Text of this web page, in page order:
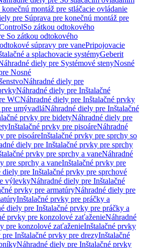
konečnú montáž pre stláčacie ovládanie
pre Súprava pre konečnú montáž pre
So zátkou odtokového
So zátkou odtokového
súpravy pre vanePripojovacie
a splachovacie systémyGeberit
diely pre Systémové stenyNosné
Nosné
Náhradné diely pre
Náhradné diely pre Inštalačné
WCNáhradné diely pre Inštalačné prvky
umývadláNáhradné diely pre Inštalačné
prvky pre bidetyNáhradné diely pre
Inštalačné prvky pre pisoáreNáhradné
pre pisoáreInštalačné prvky pre sprchy so
diely pre Inštalačné prvky pre sprchy
prvky pre sprchy a vaneNáhradné
pre sprchy a vaneInštalačné prvky pre
diely pre Inštalačné prvky pre sprchové
výlevkyNáhradné diely pre Inštalačné
prvky pre armatúryNáhradné diely pre
Inštalačné prvky pre práčky a
diely pre Inštalačné prvky pre práčky a
prvky pre konzolové zaťaženieNáhradné
pre konzolové zaťaženieInštalačné prvky
Inštalačné prvky pre drezyInštalačné
Náhradné diely pre Inštalačné prvky